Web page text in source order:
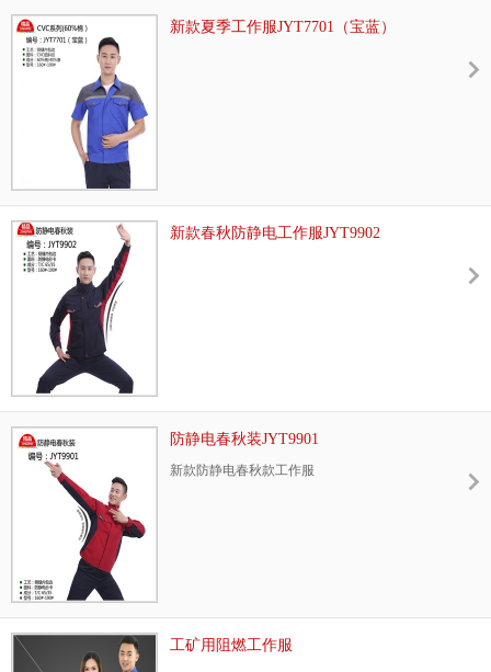
新款夏季工作服JYT7701（宝蓝）
新款春秋防静电工作服JYT9902
防静电春秋装JYT9901
新款防静电春秋款工作服
工矿用阻燃工作服